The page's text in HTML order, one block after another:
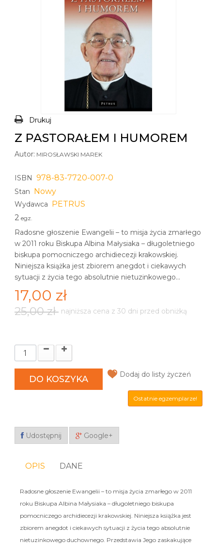
Drukuj
Z PASTORAŁEM I HUMOREM
Autor: MIROSŁAWSKI MAREK
ISBN 978-83-7720-007-0
Stan Nowy
Wydawca PETRUS
2 egz.
Radosne głoszenie Ewangelii – to misja życia zmarłego
w 2011 roku Biskupa Albina Małysiaka – długoletniego
biskupa pomocniczego archidiecezji krakowskiej.
Niniejsza książka jest zbiorem anegdot i ciekawych
sytuacji z życia tego absolutnie nietuzinkowego...
17,00 zł
25,00 zł najniższa cena z 30 dni przed obniżką
DO KOSZYKA Dodaj do listy życzeń
Ostatnie egzemplarze!
Udostępnij Google+
OPIS DANE
Radosne głoszenie Ewangelii – to misja życia zmarłego w 2011
roku Biskupa Albina Małysiaka – długoletniego biskupa
pomocniczego archidiecezji krakowskiej. Niniejsza książka jest
zbiorem anegdot i ciekawych sytuacji z życia tego absolutnie
nietuzinkowego duchownego. Przedstawia Jego zaskakujące